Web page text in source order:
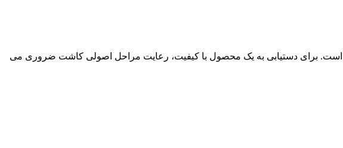
برای دستیابی به یک محصول با کیفیت، رعایت مراحل اصولی کاشت ضروری می